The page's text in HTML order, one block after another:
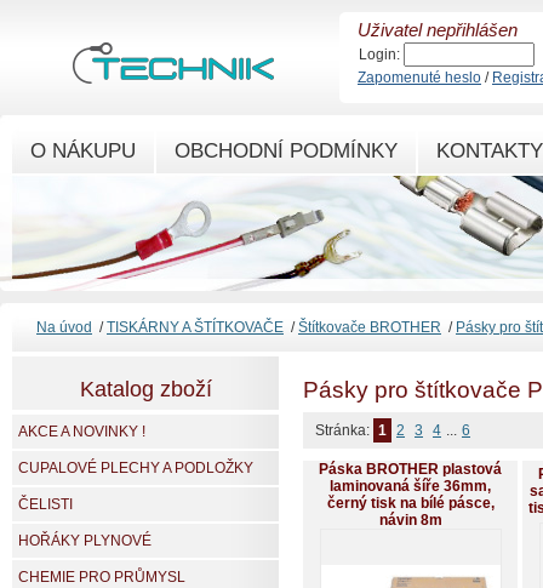
Pásky pro štítkovače
Stránka: 1 2 3 4 ... 6
Páska BROTHER plastová
laminovaná šíře 36mm,
černý tisk na bílé pásce,
návin 8m
Katalog zboží
AKCE A NOVINKY !
CUPALOVÉ PLECHY A PODLOŽKY
ČELISTI
HOŘÁKY PLYNOVÉ
CHEMIE PRO PRŮMYSL
Na úvod /TISKÁRNY A ŠTÍTKOVAČE /Štítkovače BROTHER / Pásky pro
O NÁKUPU OBCHODNÍ PODMÍNKY KONTAKTY
Uživatel nepřihlášen
Login:
Zapomenuté heslo /